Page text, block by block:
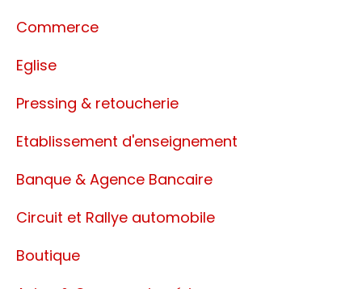
Commerce
Eglise
Pressing & retoucherie
Etablissement d'enseignement
Banque & Agence Bancaire
Circuit et Rallye automobile
Boutique